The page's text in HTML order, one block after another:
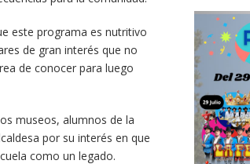
este programa es nutritivo
de gran interés que no
de conocer para luego
museos, alumnos de la
por su interés en que
como un legado.